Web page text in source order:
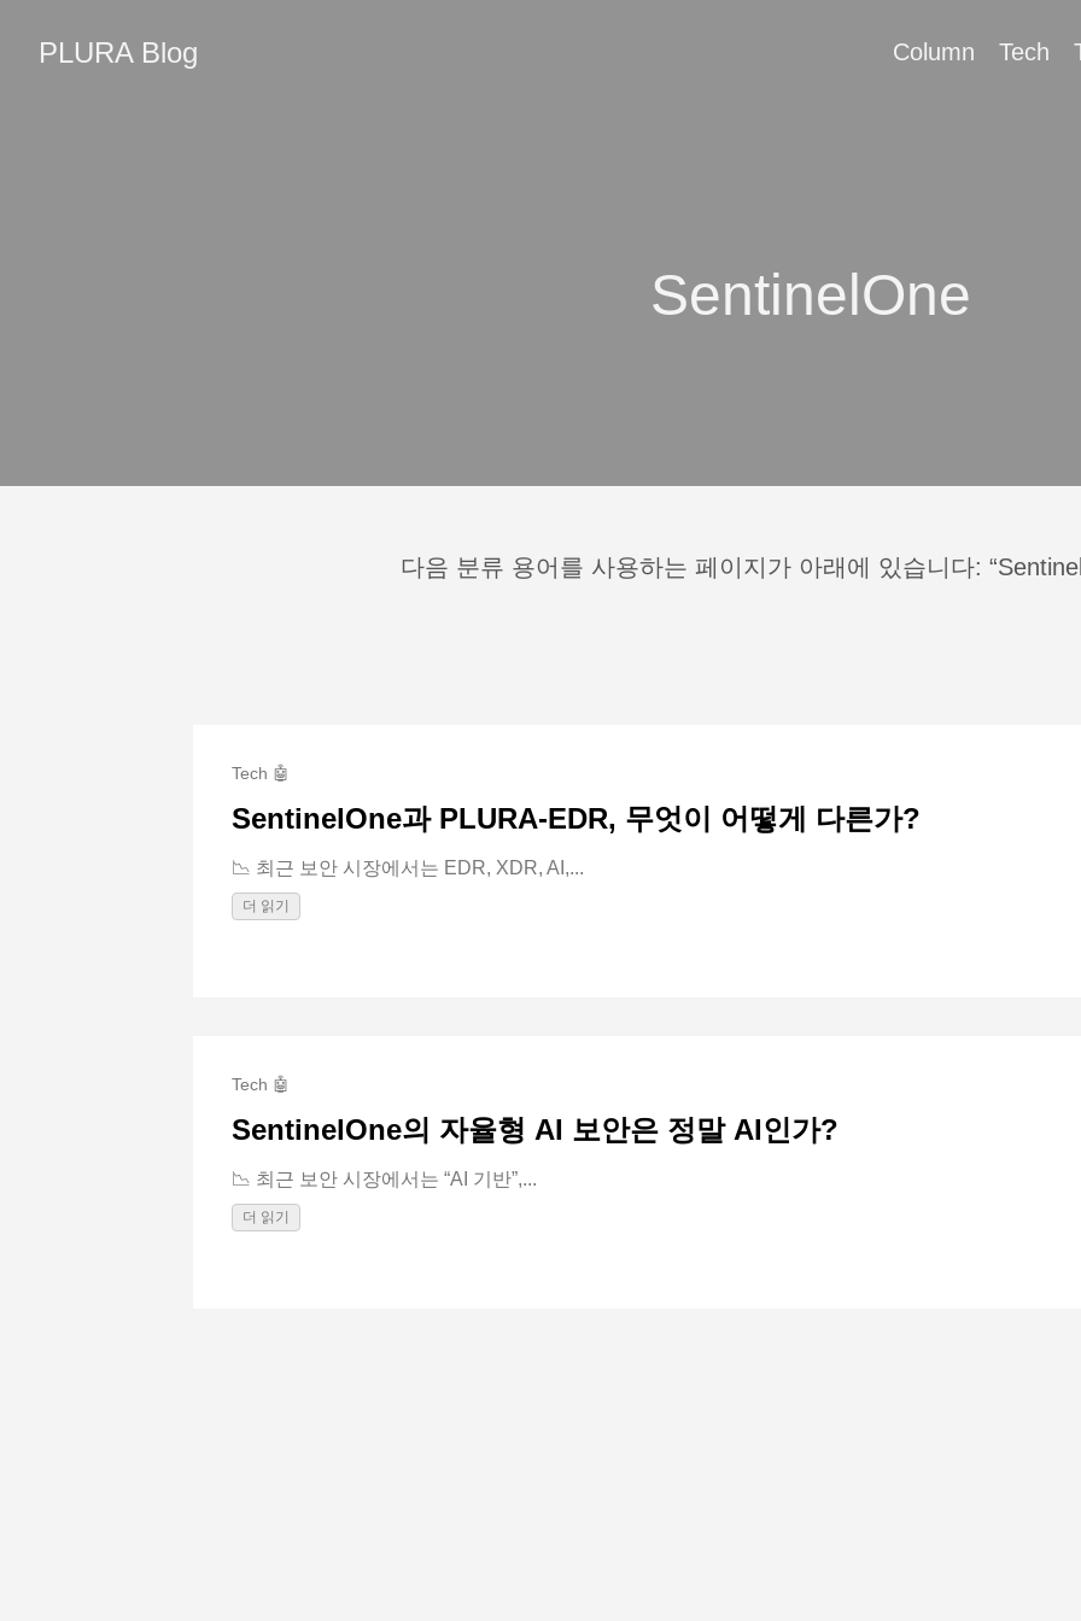
PLURA Blog Column Tech
SentinelOne
다음 분류 용어를 사용하는 페이지가 아래에 있습니다:
Tech 🤖
SentinelOne과 PLURA-EDR, 무엇이 어떻게 다른가?
📉 최근 보안 시장에서는 EDR, XDR, AI,...
더 읽기
Tech 🤖
SentinelOne의 자율형 AI 보안은 정말 AI인가?
📉 최근 보안 시장에서는 “AI 기반”,...
더 읽기